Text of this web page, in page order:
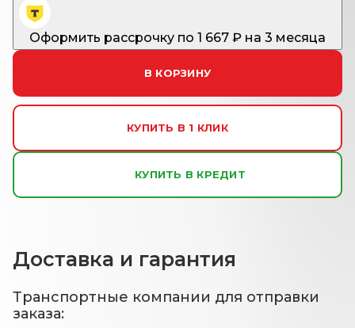
Оформить рассрочку по 1 667 ₽ на 3 месяца
В КОРЗИНУ
КУПИТЬ В 1 КЛИК
КУПИТЬ В КРЕДИТ
Доставка и гарантия
Транспортные компании для отправки
заказа: